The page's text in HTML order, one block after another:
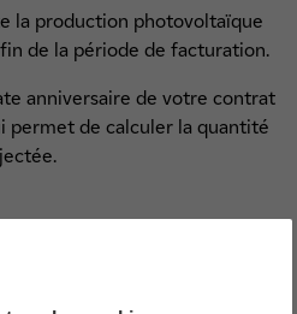
la production photovoltaïque
de la période de facturation.
anniversaire de votre contrat
permet de calculer la quantité